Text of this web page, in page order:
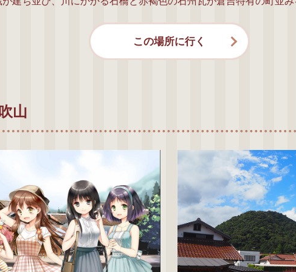
この場所に行く
山